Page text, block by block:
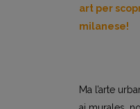
art per
milanese!
Ma l’arte